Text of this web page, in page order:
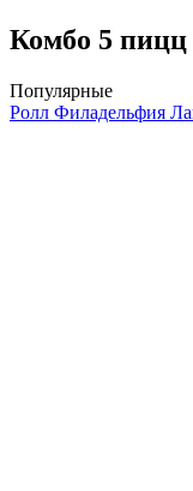
Комбо 5 пицц
Популярные
Ролл Филадельфия